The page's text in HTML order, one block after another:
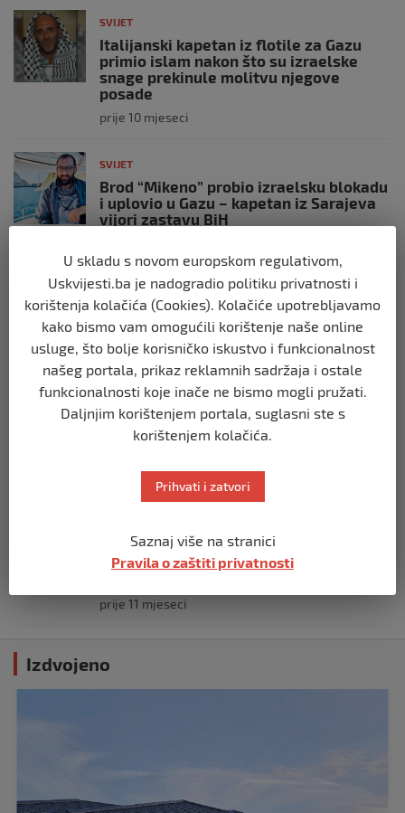
SVIJET
Italijanski kapetan iz flotile za Gazu
primio islam nakon što su izraelske
snage prekinule molitvu njegove
posade
prije 10 mjeseci
SVIJET
Brod “Mikeno” probio izraelsku blokadu
i uplovio u Gazu – kapetan iz Sarajeva
vijori zastavu BiH
SVIJET
Opsadno stanje u Münchenu, odjeknulo
nekoliko eksplozija: Ima žrtava,
policijske snage na terenu
prije 10 mjeseci
SVIJET
Putin: Spremni smo vojno uzvratiti
Papa Lav XIV izjavio da je situacija vrlo
ozbiljna nakon izraelskog napada na
prije 11 mjeseci
Izdvojeno
U skladu s novom europskom regulativom,
Uskvijesti.ba je nadogradio politiku privatnosti i
korištenja kolačića (Cookies). Kolačiće upotrebljavamo
kako bismo vam omogućili korištenje naše online
usluge, što bolje korisničko iskustvo i funkcionalnost
našeg portala, prikaz reklamnih sadržaja i ostale
funkcionalnosti koje inače ne bismo mogli pružati.
Daljnjim korištenjem portala, suglasni ste s
korištenjem kolačića.
Prihvati i zatvori
Saznaj više na stranici
Pravila o zaštiti privatnosti